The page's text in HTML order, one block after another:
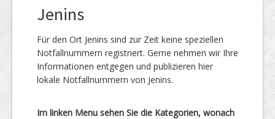
Jenins
Für den Ort Jenins sind zur Zeit keine speziellen
Notfallnummern registriert. Gerne nehmen wir Ihre
Informationen entgegen und publizieren hier
lokale Notfallnummern von Jenins.
Im linken Menu sehen Sie die Kategorien, wonach